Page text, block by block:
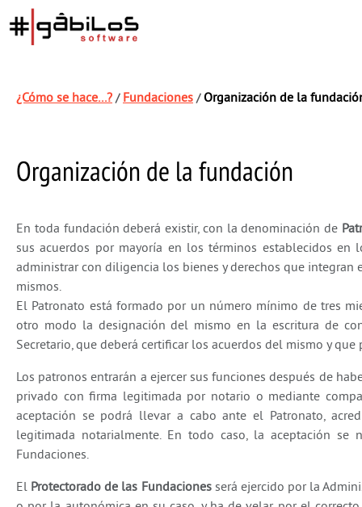
¿Cómo se hace...? / Fundaciones / Organización de la
Organización de la fundación
En toda fundación deberá existir, con la denominación de
sus acuerdos por mayoría en los términos establecidos en
administrar con diligencia los bienes y derechos que
mismos.
El Patronato está formado por un número mínimo de tres
otro modo la designación del mismo en la escritura de
Secretario, que deberá certificar los acuerdos del mismo y
Los patronos entrarán a ejercer sus funciones después de
privado con firma legitimada por notario o mediante
aceptación se podrá llevar a cabo ante el Patronato,
legitimada notarialmente. En todo caso, la aceptación
Fundaciones.
El Protectorado de las Fundacionesserá ejercido por la